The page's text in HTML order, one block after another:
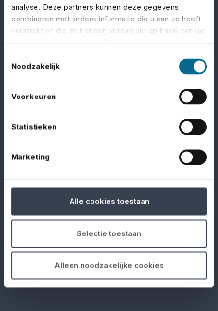
analyse. Deze partners kunnen deze gegevens
combineren met andere informatie die u aan ze heeft
verstrekt of die ze hebben verzameld op basis van uw
Noodzakelijk
Voorkeuren
Statistieken
Marketing
Alle cookies toestaan
Selectie toestaan
Alleen noodzakelijke cookies
entertainment- en filmindustrie. Je kan bij ons
terecht voor passende verzekeringen die je
beschermen tegen de specifieke risico’s van jouw
AFM-nummer: 12016958
Documenten
Download hier onze dienstenwijzer,
voorwaarden, verzekeringskaarten en andere